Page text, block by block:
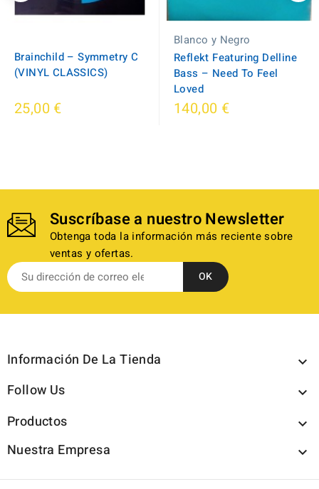
Brainchild – Symmetry C
(VINYL CLASSICS)
25,00 €
Blanco y Negro
Reflekt Featuring Delline
Bass ‎– Need To Feel
Loved
140,00 €
Suscríbase a nuestro Newsletter
Obtenga toda la información más reciente sobre
ventas y ofertas.
Información De La Tienda 
Follow Us 
Productos 
Nuestra Empresa 